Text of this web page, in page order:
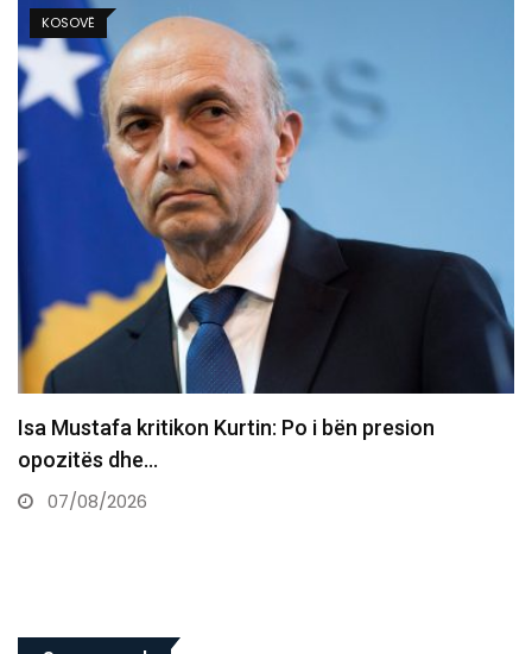
KOSOVË
​Familja në pritje të trupave të familjarëve që
humbën jetën…
07/08/2026